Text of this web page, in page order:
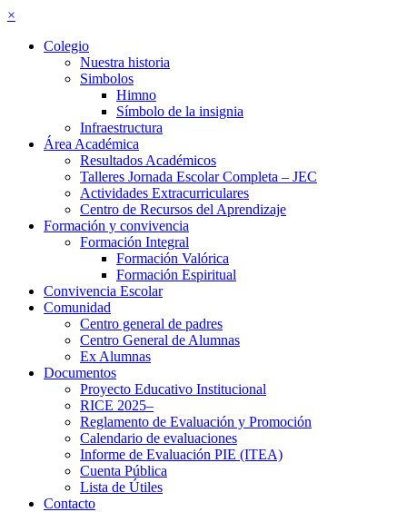
×
Colegio
Nuestra historia
Simbolos
Himno
Símbolo de la insignia
Infraestructura
Área Académica
Resultados Académicos
Talleres Jornada Escolar Completa – JEC
Actividades Extracurriculares
Centro de Recursos del Aprendizaje
Formación y convivencia
Formación Integral
Formación Valórica
Formación Espiritual
Convivencia Escolar
Comunidad
Centro general de padres
Centro General de Alumnas
Ex Alumnas
Documentos
Proyecto Educativo Institucional
RICE 2025–
Reglamento de Evaluación y Promoción
Calendario de evaluaciones
Informe de Evaluación PIE (ITEA)
Cuenta Pública
Lista de Útiles
Contacto